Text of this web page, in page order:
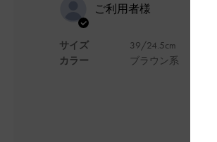
ご利用者様
サイズ
カラー
39/24.5cm
ブラウン系